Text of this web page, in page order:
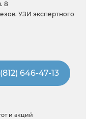
8
УЗИ экспертного
646-47-13
и акций